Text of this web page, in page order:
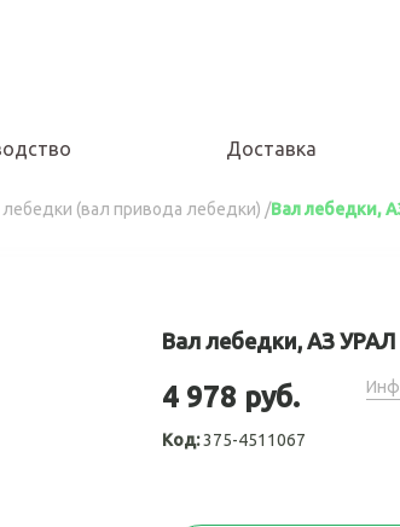
Доставка
(вал привода лебедки) /Вал лебедки,
Вал лебедки, АЗ УРАЛ
4 978 руб.
Код:375-4511067